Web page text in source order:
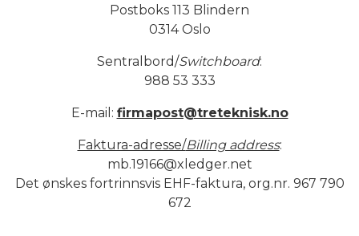
Postboks 113 Blindern
0314 Oslo
Sentralbord/Switchboard:
988 53 333
E-mail: firmapost@treteknisk.no
Faktura-adresse/Billing address:
mb.19166@xledger.net
Det ønskes fortrinnsvis EHF-faktura, org.nr. 967 790
672